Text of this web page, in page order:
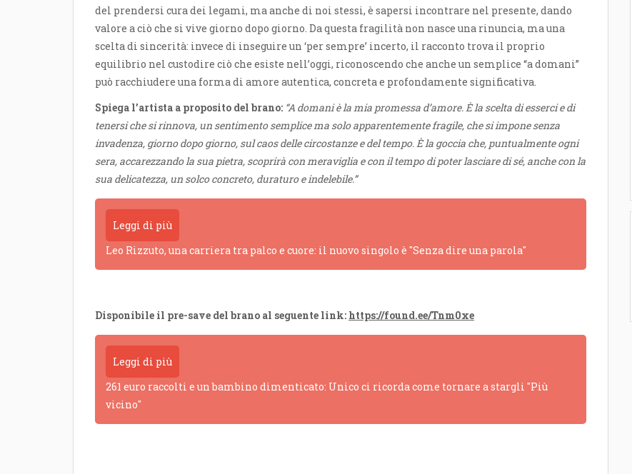
del prendersi cura dei legami, ma anche di noi stessi, è sapersi incontrare nel presente, dando
valore a ciò che si vive giorno dopo giorno. Da questa fragilità non nasce una rinuncia, ma una
scelta di sincerità: invece di inseguire un ‘per sempre’ incerto, il racconto trova il proprio
equilibrio nel custodire ciò che esiste nell’oggi, riconoscendo che anche un semplice “a domani”
può racchiudere una forma di amore autentica, concreta e profondamente significativa.
Spiega l’artista a proposito del brano: “A domani è la mia promessa d’amore. È la scelta di esserci e di
tenersi che si rinnova, un sentimento semplice ma solo apparentemente fragile, che si impone senza
invadenza, giorno dopo giorno, sul caos delle circostanze e del tempo. È la goccia che, puntualmente ogni
sera, accarezzando la sua pietra, scoprirà con meraviglia e con il tempo di poter lasciare di sé, anche con la
sua delicatezza, un solco concreto, duraturo e indelebile.”
Leggi di più
Leo Rizzuto, una carriera tra palco e cuore: il nuovo singolo è "Senza dire una parola"
Disponibile il pre-save del brano al seguente link: https://found.ee/Tnm0xe
Leggi di più
261 euro raccolti e un bambino dimenticato: Unico ci ricorda come tornare a stargli "Più
vicino"